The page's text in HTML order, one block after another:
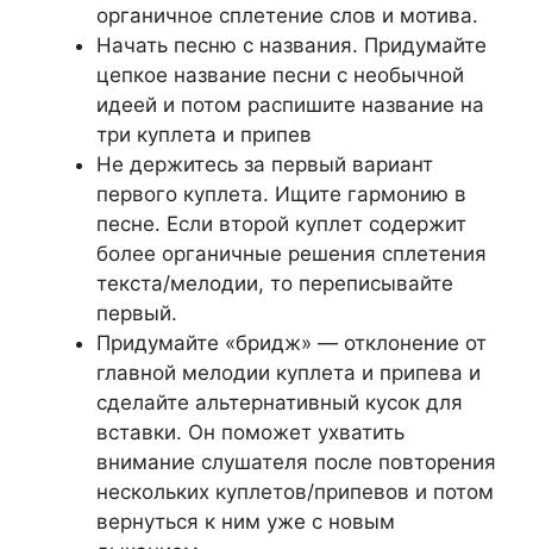
органичное сплетение слов и мотива.
Начать песню с названия. Придумайте
цепкое название песни с необычной
идеей и потом распишите название на
три куплета и припев
Не держитесь за первый вариант
первого куплета. Ищите гармонию в
песне. Если второй куплет содержит
более органичные решения сплетения
текста/мелодии, то переписывайте
первый.
Придумайте «бридж» — отклонение от
главной мелодии куплета и припева и
сделайте альтернативный кусок для
вставки. Он поможет ухватить
внимание слушателя после повторения
нескольких куплетов/припевов и потом
вернуться к ним уже с новым